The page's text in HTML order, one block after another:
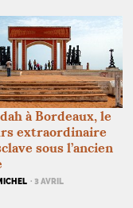
à Bordeaux, le
extraordinaire
sous l’ancien
· 3 AVRIL